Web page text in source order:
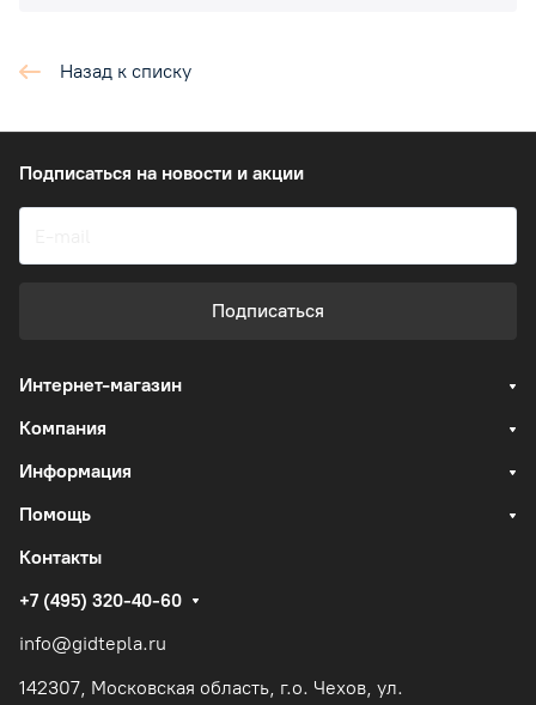
Назад к списку
Подписаться на новости и акции
Подписаться
Интернет-магазин
Компания
Информация
Помощь
Контакты
+7 (495) 320-40-60
info@gidtepla.ru
142307, Московская область, г.о. Чехов, ул.